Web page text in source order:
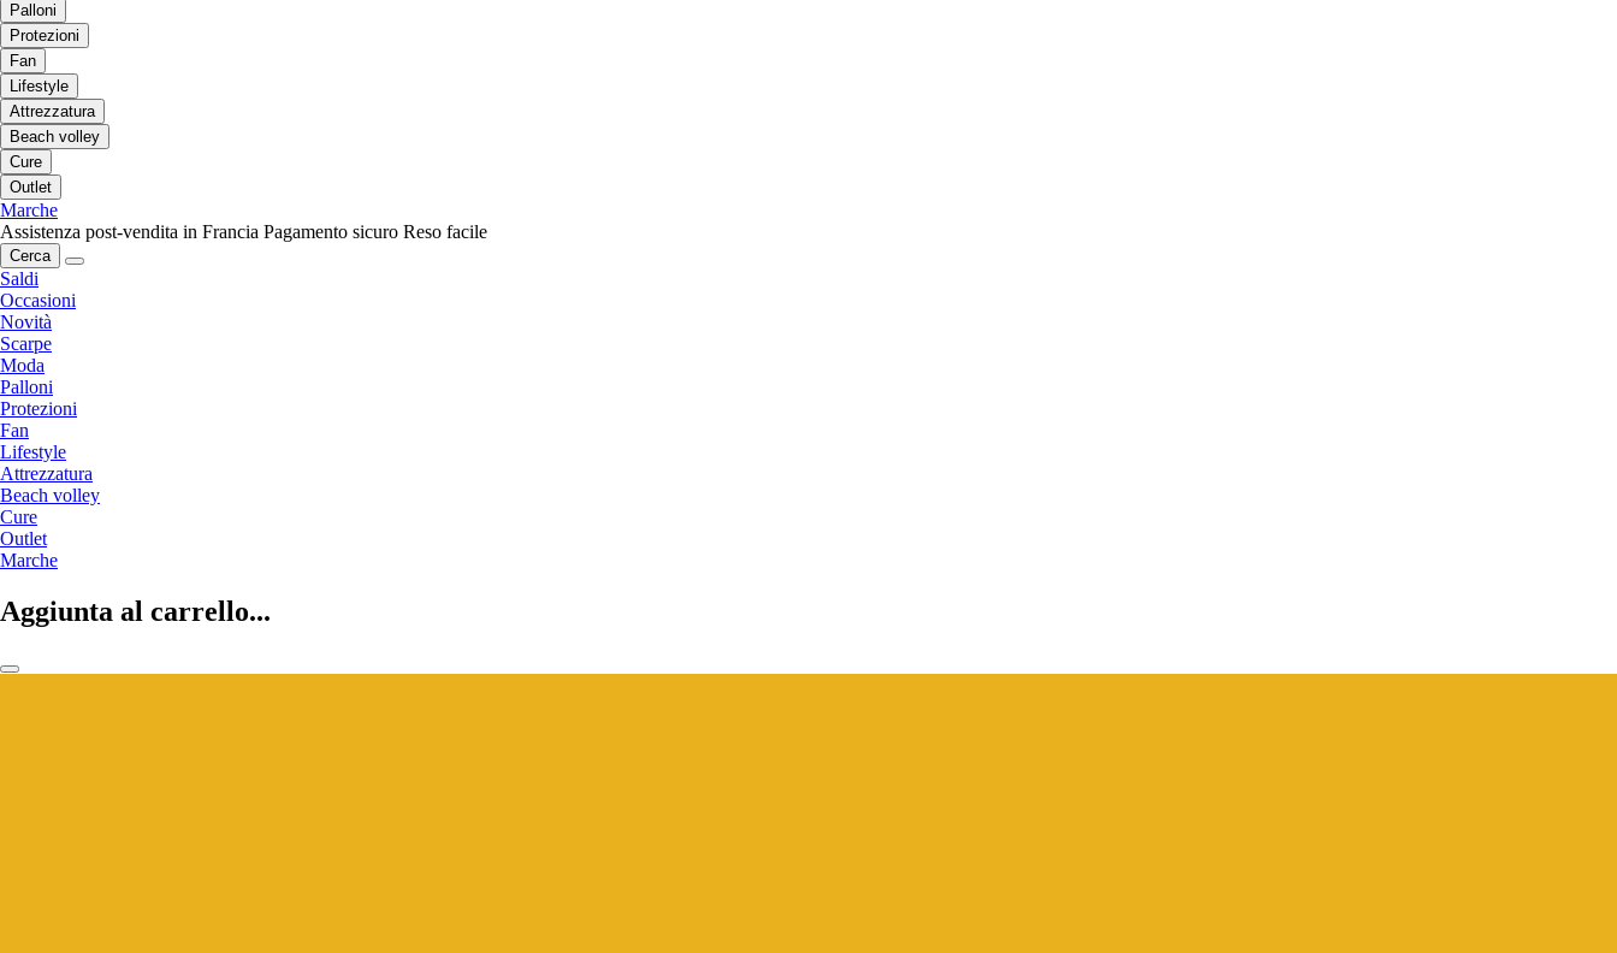
Palloni
Protezioni
Fan
Lifestyle
Attrezzatura
Beach volley
Cure
Outlet
Marche
Assistenza post-vendita in Francia Pagamento sicuro Reso facile
Cerca
Saldi
Occasioni
Novità
Scarpe
Moda
Palloni
Protezioni
Fan
Lifestyle
Attrezzatura
Beach volley
Cure
Outlet
Marche
Aggiunta al carrello...